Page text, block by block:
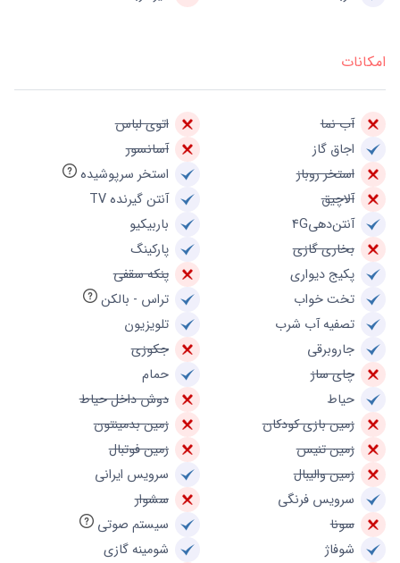
امکانات
آب نما
اتوی لباس
اجاق گاز
آسانسور
استخر روباز
استخر سرپوشیده
آلاچیق
آنتن گیرنده TV
آنتن‌دهی4G
باربیکیو
بخاری گازی
پارکینگ
پکیج دیواری
پنکه سقفی
تخت خواب
تراس - بالکن
تصفیه آب شرب
تلویزیون
جاروبرقی
جکوزی
چای ساز
حمام
حیاط
دوش داخل حیاط
زمین بازی کودکان
زمین بدمینتون
زمین تنیس
زمین فوتبال
زمین والیبال
سرویس ایرانی
سرویس فرنگی
سشوار
سونا
سیستم صوتی
شوفاژ
شومینه گازی